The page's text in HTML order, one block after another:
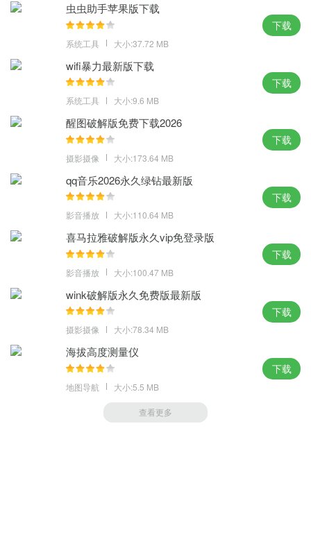
即刻体验那份蠢蠢欲动的体验，优化的过程，感受经典和新颖，正
版windows10下载，就这样陷入这干净的界面之中。
MD5：BFBD07F7131F524B525ADF9AE6280BE7
SHA1：AF1D7F932M50CACB52HBAB06D2889S5CAA10B507
虫虫助手苹果版下载
系统工具 大小:37.72 MB
下载
wifi暴力最新版下载
系统工具 大小:9.6 MB
下载
醒图破解版免费下载2026
摄影摄像 大小:173.64 MB
下载
qq音乐2026永久绿钻最新版
影音播放 大小:110.64 MB
下载
喜马拉雅破解版永久vip免登录版
影音播放 大小:100.47 MB
下载
wink破解版永久免费版最新版
摄影摄像 大小:78.34 MB
下载
海拔高度测量仪
地图导航 大小:5.5 MB
下载
查看更多